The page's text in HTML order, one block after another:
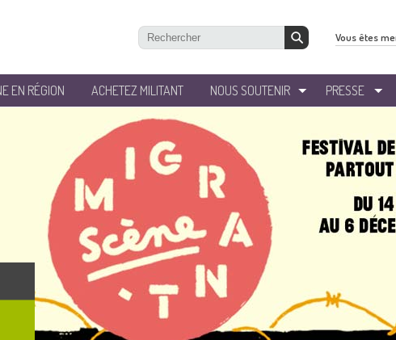
EN RÉGION ACHETEZ MILITANT NOUS SOUTENIR PRESSE
Vous êtes